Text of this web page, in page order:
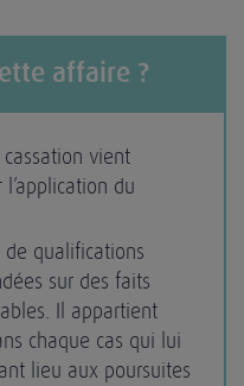
affaire ?
vient
du
qualifications
sur des faits
Il appartient
chaque cas qui lui
lieu aux poursuites